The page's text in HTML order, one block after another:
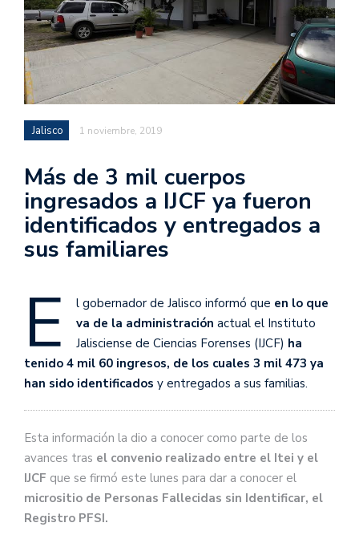
Jalisco 1 noviembre, 2019
Más de 3 mil cuerpos
ingresados a IJCF ya fueron
identificados y entregados a
sus familiares
E l gobernador de Jalisco informó que en lo que
va de la administración actual el Instituto
Jalisciense de Ciencias Forenses (IJCF) ha
tenido 4 mil 60 ingresos, de los cuales 3 mil 473 ya
han sido identificados y entregados a sus familias.
Esta información la dio a conocer como parte de los
avances tras el convenio realizado entre el Itei y el
IJCF que se firmó este lunes para dar a conocer el
micrositio de Personas Fallecidas sin Identificar, el
Registro PFSI.